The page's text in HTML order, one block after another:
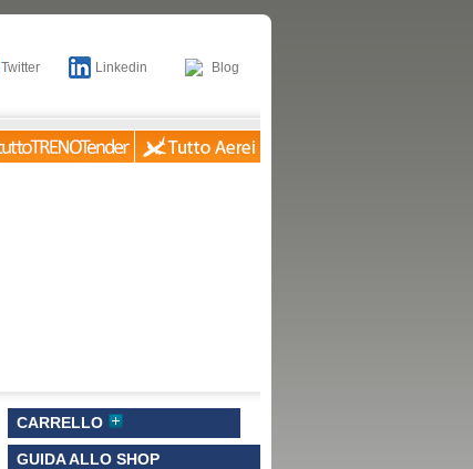
Twitter Linkedin Blog
CARRELLO
GUIDA ALLO SHOP